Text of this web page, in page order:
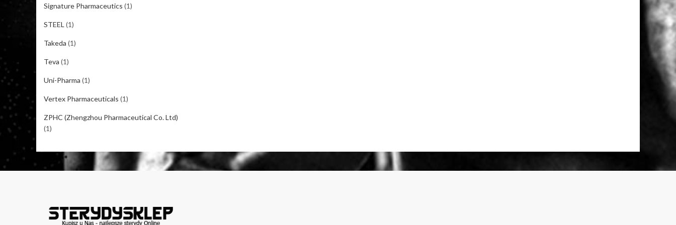
Signature Pharmaceutics (1)
STEEL (1)
Takeda (1)
Teva (1)
Uni-Pharma (1)
Vertex Pharmaceuticals (1)
ZPHC (Zhengzhou Pharmaceutical Co. Ltd)
(1)